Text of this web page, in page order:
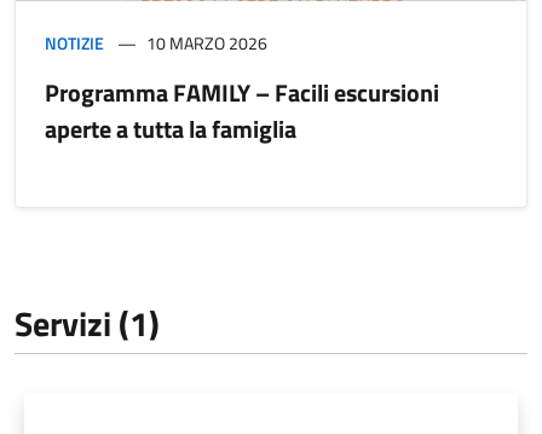
NOTIZIE 10 MARZO 2026
Programma FAMILY – Facili escursioni
aperte a tutta la famiglia
Servizi (1)